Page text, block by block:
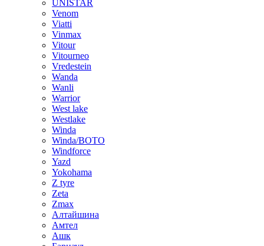
UNISTAR
Venom
Viatti
Vinmax
Vitour
Vitourneo
Vredestein
Wanda
Wanli
Warrior
West lake
Westlake
Winda
Winda/BOTO
Windforce
Yazd
Yokohama
Z tyre
Zeta
Zmax
Алтайшина
Амтел
Ашк